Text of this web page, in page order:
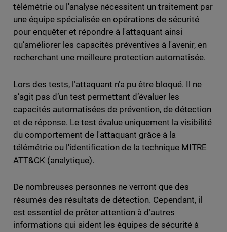
télémétrie ou l'analyse nécessitent un traitement par
une équipe spécialisée en opérations de sécurité
pour enquêter et répondre à l'attaquant ainsi
qu’améliorer les capacités préventives à l'avenir, en
recherchant une meilleure protection automatisée.
Lors des tests, l’attaquant n’a pu être bloqué. Il ne
s’agit pas d’un test permettant d’évaluer les
capacités automatisées de prévention, de détection
et de réponse. Le test évalue uniquement la visibilité
du comportement de l'attaquant grâce à la
télémétrie ou l'identification de la technique MITRE
ATT&CK (analytique).
De nombreuses personnes ne verront que des
résumés des résultats de détection. Cependant, il
est essentiel de prêter attention à d’autres
informations qui aident les équipes de sécurité à